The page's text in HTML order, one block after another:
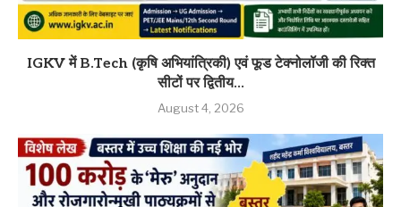
IGKV में B.Tech (कृषि अभियांत्रिकी) एवं फूड टेक्नोलॉजी की रिक्त
सीटों पर द्वितीय...
August 4, 2026